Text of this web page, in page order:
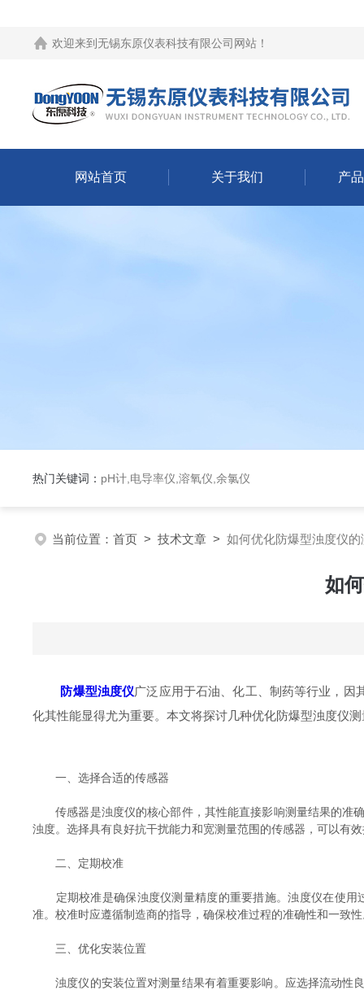
欢迎来到 无锡东原仪表科技有限公司网站 ！
网站首页 关于我们 产
热门关键词： pH计,电导率仪,溶氧仪,余氯仪
当前位置： 首页 > 技术文章 > 如何优化防爆型浊度仪
如
防爆型浊度仪广泛应用于石油、化工、制药等行业，
化其性能显得尤为重要。本文将探讨几种优化防爆型浊度仪
一、选择合适的传感器
传感器是浊度仪的核心部件，其性能直接影响测量结果的准确
浊度。选择具有良好抗干扰能力和宽测量范围的传感器，可以有
二、定期校准
定期校准是确保浊度仪测量精度的重要措施。浊度仪在使用
准。校准时应遵循制造商的指导，确保校准过程的准确性和一致
三、优化安装位置
浊度仪的安装位置对测量结果有着重要影响。应选择流动性良